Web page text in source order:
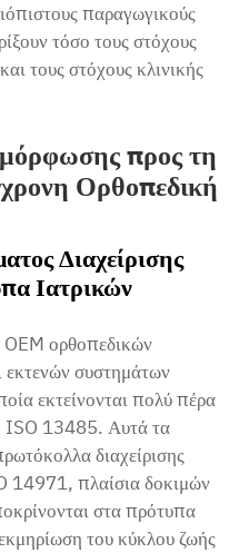
παραγωγικούς
τόσο τους στόχους
τους στόχους κλινικής
προς τη
Ορθοπεδική
Διαχείρισης
Ιατρικών
OEM ορθοπεδικών
εκτενών συστημάτων
εκτείνονται πολύ πέρα
ISO 13485. Αυτά τα
διαχείρισης
14971, πλαίσια δοκιμών
στα πρότυπα
του κύκλου ζωής